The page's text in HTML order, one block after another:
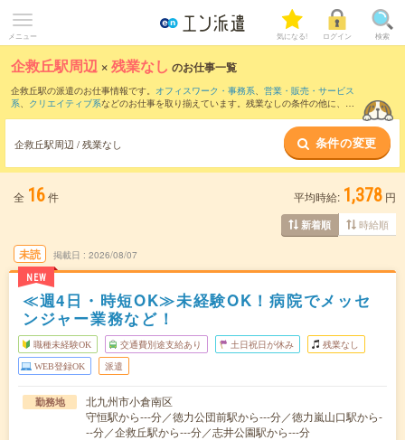
メニュー 気になる! ログイン 検索
企救丘駅周辺 ×残業なし のお仕事一覧
企救丘駅の派遣のお仕事情報です。 オフィスワーク・事務系、 営業・販売・サービス
系、 クリエイティブ系などのお仕事を取り揃えています。残業なしの条件の他に、 交
企救丘駅周辺 / 残業なし 条件の変更
全 16件 平均時給: 1,378 円
新着順 時給順
未読
NEW
掲載日 2026/08/07
≪週4日・時短OK≫未経験OK！病院でメッセ
ンジャー業務など！
職種未経験OK 交通費別途支給あり 土日祝日が休み 残業なし
WEB登録OK 派遣
勤務地
北九州市小倉南区
守恒駅から---分／徳力公団前駅から---分／徳力嵐山口駅から-
--分／企救丘駅から---分／志井公園駅から---分